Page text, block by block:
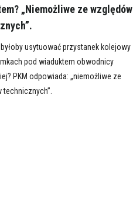
„Niemożliwe ze względów
usytuować przystanek kolejowy
pod wiaduktem obwodnicy
PKM odpowiada: „niemożliwe ze